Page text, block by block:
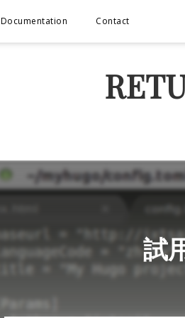
Documentation Contact
試